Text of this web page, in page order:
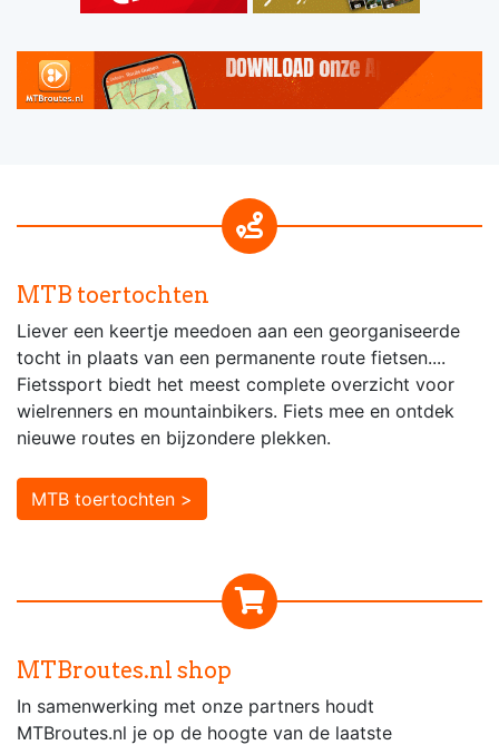
MTB toertochten
Liever een keertje meedoen aan een georganiseerde
tocht in plaats van een permanente route fietsen....
Fietssport biedt het meest complete overzicht voor
wielrenners en mountainbikers. Fiets mee en ontdek
nieuwe routes en bijzondere plekken.
MTB toertochten >
MTBroutes.nl shop
In samenwerking met onze partners houdt
MTBroutes.nl je op de hoogte van de laatste